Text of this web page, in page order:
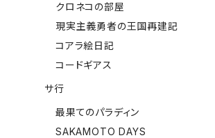
クロネコの部屋
現実主義勇者の王国再建記
コアラ絵日記
コードギアス
サ行
最果てのパラディン
SAKAMOTO DAYS